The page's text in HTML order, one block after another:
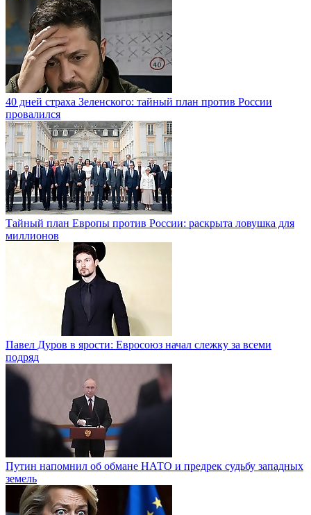
40 дней страха Зеленского: тайный план против России
провалился
Тайный план Европы против России: раскрыта ловушка для
миллионов
Павел Дуров в ярости: Евросоюз начал слежку за всеми
подряд
Путин напомнил об обмане НАТО и предрек судьбу западных
земель